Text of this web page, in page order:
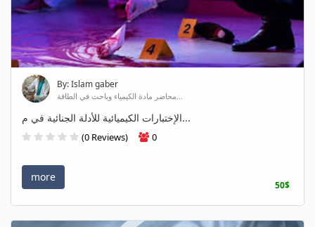
By: Islam gaber
محاضر مادة الكيمياء وباحث في الطاقة...
الإختبارات الكيميائية للأدلة الجنائية في م...
(0 Reviews) 0
more
50$